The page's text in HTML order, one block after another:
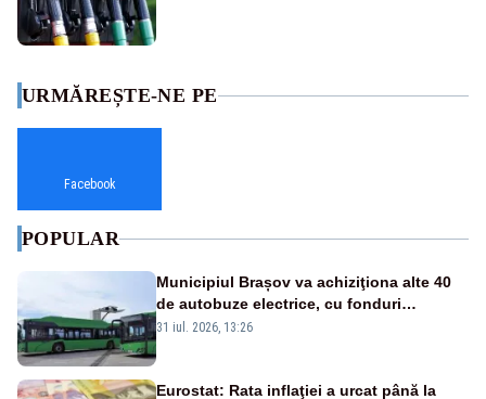
URMĂREȘTE-NE PE
Facebook
POPULAR
Municipiul Brașov va achiziţiona alte 40
de autobuze electrice, cu fonduri
europene
31 iul. 2026, 13:26
Eurostat: Rata inflaţiei a urcat până la